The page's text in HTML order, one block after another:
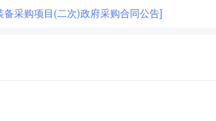
采购项目(二次)政府采购合同公告]